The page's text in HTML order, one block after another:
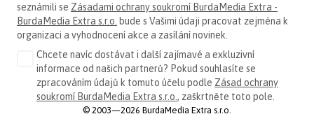
seznámili se Zásadami ochrany soukromí BurdaMedia Extra -
BurdaMedia Extra s.r.o. bude s Vašimi údaji pracovat zejména k
organizaci a vyhodnocení akce a zasílání novinek.
Chcete navíc dostávat i další zajímavé a exkluzivní
informace od našich partnerů? Pokud souhlasíte se
zpracováním údajů k tomuto účelu podle Zásad ochrany
soukromí BurdaMedia Extra s.r.o. , zaškrtněte toto pole.
© 2003—2026 BurdaMedia Extra s.r.o.